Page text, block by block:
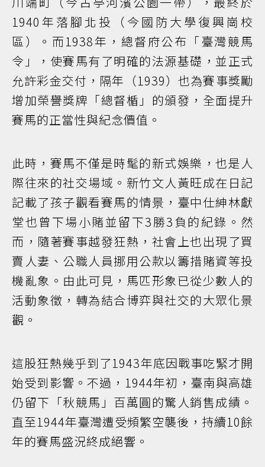
1940年落腳北投（今國防大學復興崗校
區）。而1938年，總督府公布「臺灣競馬
令」，使賽馬有了明確的法源基礎，並正式
允許彩金交付，隔年（1939）也為賽事獎勵
增加榮譽獎牌「總督楯」的頒發，全面提升
賽馬的正當性與紀念價值。
此時，賽馬不僅是時髦的新式娛樂，也是人
際往來的社交場域。新竹文人黃旺成在日記
記載了孩子觀看賽馬的情景，臺中仕紳林獻
堂也曾下場小賭並留下3勝3負的紀錄。然
而，隨著賽事越發狂熱，社會上也出現了買
賣人妻、公職人員挪用公款以籌措賭資等投
機亂象。由此可見，馬匹形象已從少數人的
活動象徵，轉為結合博弈與社交的大眾化景
觀。
這股狂熱幾乎到了1943年底因戰事吃緊才開
始受到影響。不過，1944年初，臺南與高雄
仍留下「秋競馬」百萬圓的驚人銷售成績。
直至1944年臺灣遭受頻繁空襲後，持續10餘
年的賽馬盛況終成絕響。